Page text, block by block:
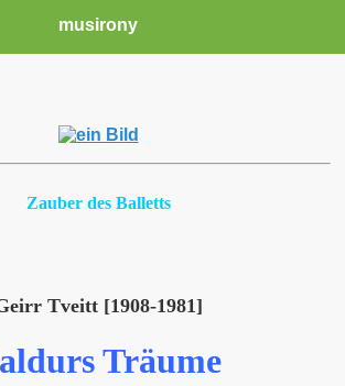
musirony
Zauber des Balletts
Tveitt [1908-1981]
Träume